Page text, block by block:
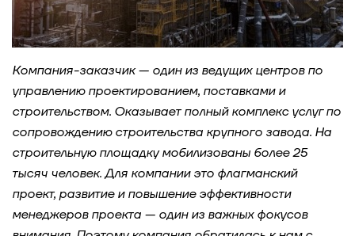
Диагностика корпоративной культуры
девелоперской компании
Комплексная оценка 270 сотрудников ПГК
Модель ценностей для СберЗдоровья
Кейс-тест для самодиагностики и выбора
областей развития: кейс топ-3 IT-компаний в
России
Компания-заказчик — один из ведущих центров по
управлению проектированием, поставками и
строительством. Оказывает полный комплекс услуг по
сопровождению строительства крупного завода. На
строительную площадку мобилизованы более 25
тысяч человек. Для компании это флагманский
проект, развитие и повышение эффективности
менеджеров проекта — один из важных фокусов